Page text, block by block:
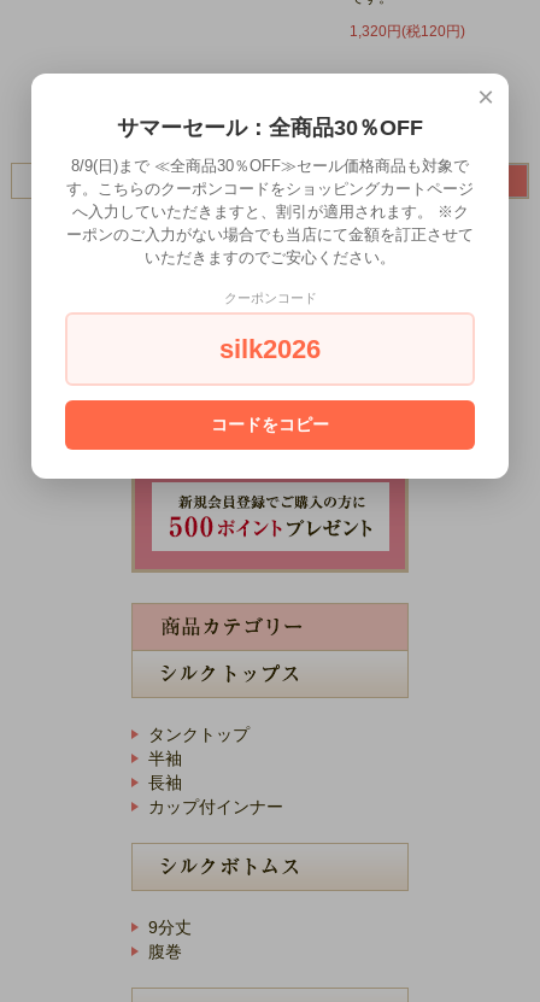
1,320円(税120円)
タンクトップ
半袖
長袖
カップ付インナー
9分丈
腹巻
×
サマーセール：全商品30％OFF
8/9(日)まで ≪全商品30％OFF≫セール価格商品も対象で
す。こちらのクーポンコードをショッピングカートページ
へ入力していただきますと、割引が適用されます。 ※ク
ーポンのご入力がない場合でも当店にて金額を訂正させて
いただきますのでご安心ください。
クーポンコード
silk2026
コードをコピー